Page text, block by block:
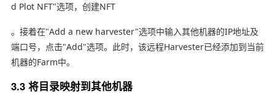
d Plot NFT"选项，创建NFT
。接着在"Add a new harvester"选项中输入其他机器的IP地址及
端口号，点击"Add"选项。此时，该远程Harvester已经添加到当前
机器的Farm中。
3.3 将目录映射到其他机器